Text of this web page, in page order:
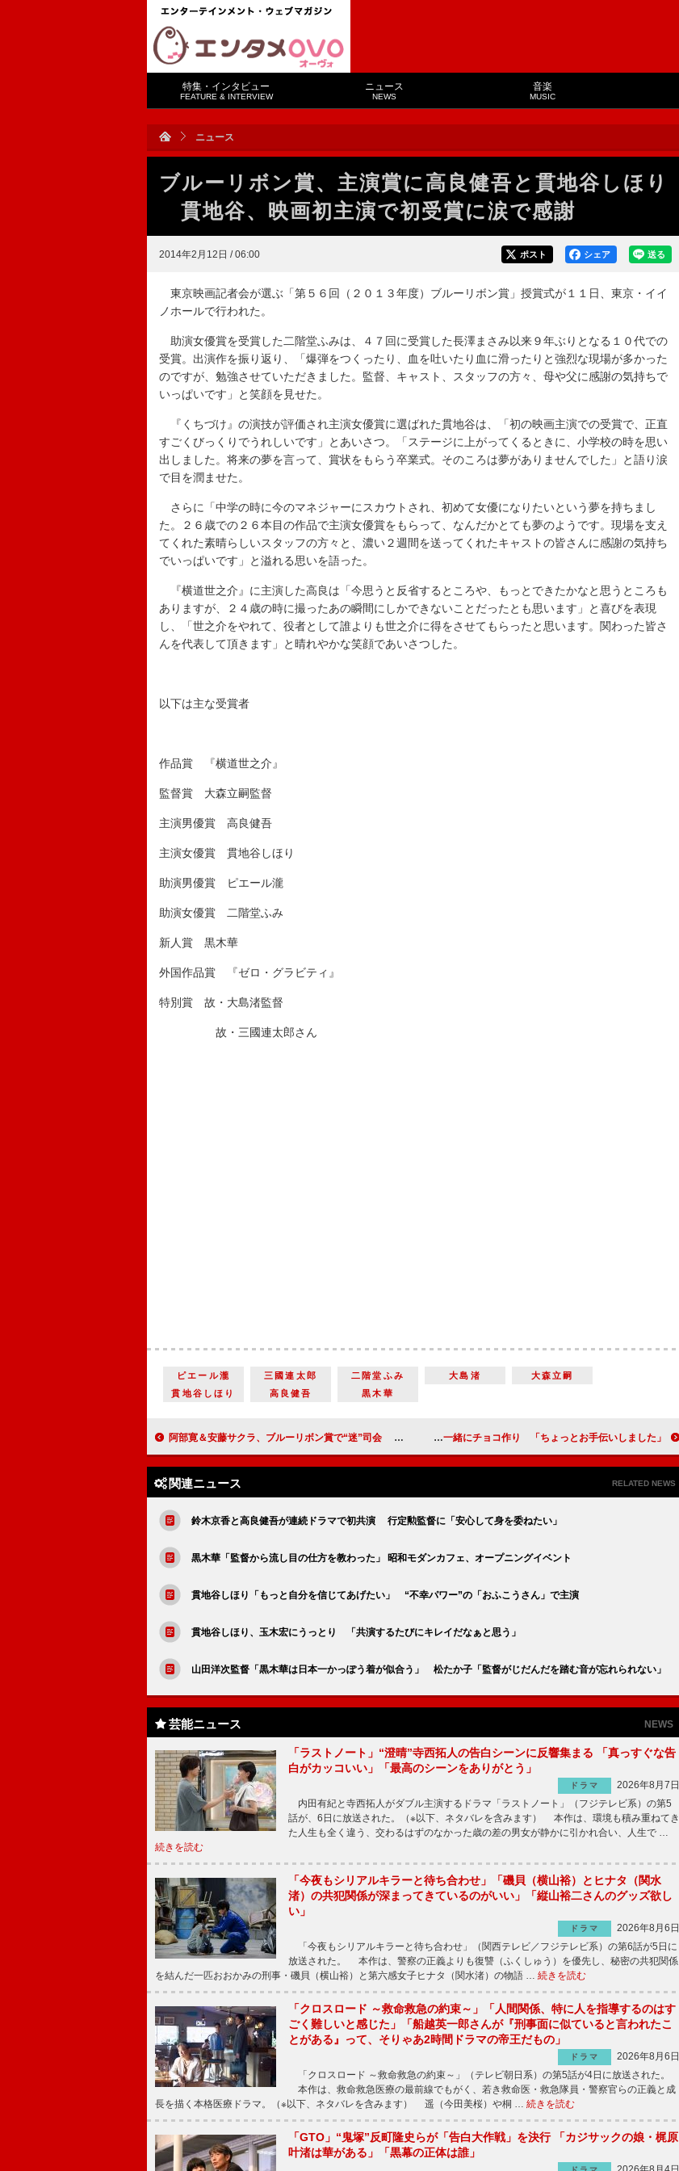
特集・インタビュー
FEATURE & INTERVIEW
ニュース
NEWS
音楽
MUSIC
ニュース
ブルーリボン賞、主演賞に高良健吾と貫地谷しほり
貫地谷、映画初主演で初受賞に涙で感謝
2014年2月12日 / 06:00 送る
シェア
ポスト
東京映画記者会が選ぶ「第５６回（２０１３年度）ブルーリボン賞」授賞式が１１日、東京・イイ
ノホールで行われた。
助演女優賞を受賞した二階堂ふみは、４７回に受賞した長澤まさみ以来９年ぶりとなる１０代での
受賞。出演作を振り返り、「爆弾をつくったり、血を吐いたり血に滑ったりと強烈な現場が多かった
のですが、勉強させていただきました。監督、キャスト、スタッフの方々、母や父に感謝の気持ちで
いっぱいです」と笑顔を見せた。
『くちづけ』の演技が評価され主演女優賞に選ばれた貫地谷は、「初の映画主演での受賞で、正直
すごくびっくりでうれしいです」とあいさつ。「ステージに上がってくるときに、小学校の時を思い
出しました。将来の夢を言って、賞状をもらう卒業式。そのころは夢がありませんでした」と語り涙
で目を潤ませた。
さらに「中学の時に今のマネジャーにスカウトされ、初めて女優になりたいという夢を持ちまし
た。２６歳での２６本目の作品で主演女優賞をもらって、なんだかとても夢のようです。現場を支え
てくれた素晴らしいスタッフの方々と、濃い２週間を送ってくれたキャストの皆さんに感謝の気持ち
でいっぱいです」と溢れる思いを語った。
『横道世之介』に主演した高良は「今思うと反省するところや、もっとできたかなと思うところも
ありますが、２４歳の時に撮ったあの瞬間にしかできないことだったとも思います」と喜びを表現
し、「世之介をやれて、役者として誰よりも世之介に得をさせてもらったと思います。関わった皆さ
んを代表して頂きます」と晴れやかな笑顔であいさつした。
以下は主な受賞者
作品賞 『横道世之介』
監督賞 大森立嗣監督
主演男優賞 高良健吾
主演女優賞 貫地谷しほり
助演男優賞 ピエール瀧
助演女優賞 二階堂ふみ
新人賞 黒木華
外国作品賞 『ゼロ・グラビティ』
特別賞 故・大島渚監督
故・三國連太郎さん
ピエール瀧 三國連太郎 二階堂ふみ 大島渚
大森立嗣
貫地谷しほり
高良健吾 黒木華
阿部寛＆安藤サクラ、ブルーリボン賞で“迷”司会 かみまくりの阿部、「もう呼ばれないかも」 藤森慎吾、田中みな実と一緒にチョコ作り 「ちょっとお手伝いしました」
関連ニュース RELATED NEWS
鈴木京香と高良健吾が連続ドラマで初共演 行定勲監督に「安心して身を委ねたい」
黒木華「監督から流し目の仕方を教わった」 昭和モダンカフェ、オープニングイベント
貫地谷しほり「もっと自分を信じてあげたい」 “不幸パワー”の「おふこうさん」で主演
貫地谷しほり、玉木宏にうっとり 「共演するたびにキレイだなぁと思う」
山田洋次監督「黒木華は日本一かっぽう着が似合う」 松たか子「監督がじだんだを踏む音が忘れられない」
芸能ニュース NEWS
「ラストノート」“澄晴”寺西拓人の告白シーンに反響集まる 「真っすぐな告
白がカッコいい」「最高のシーンをありがとう」
ドラマ
2026年8月7日
内田有紀と寺西拓人がダブル主演するドラマ「ラストノート」（フジテレビ系）の第5
話が、6日に放送された。（※以下、ネタバレを含みます） 本作は、環境も積み重ねてき
た人生も全く違う、交わるはずのなかった歳の差の男女が静かに引かれ合い、人生で …
続きを読む
「今夜もシリアルキラーと待ち合わせ」「磯貝（横山裕）とヒナタ（関水
渚）の共犯関係が深まってきているのがいい」「縦山裕二さんのグッズ欲し
い」
ドラマ
2026年8月6日
「今夜もシリアルキラーと待ち合わせ」（関西テレビ／フジテレビ系）の第6話が5日に
放送された。 本作は、警察の正義よりも復讐（ふくしゅう）を優先し、秘密の共犯関係
を結んだ一匹おおかみの刑事・磯貝（横山裕）と第六感女子ヒナタ（関水渚）の物語 … 続きを読む
「クロスロード ～救命救急の約束～」「人間関係、特に人を指導するのはす
ごく難しいと感じた」「船越英一郎さんが『刑事面に似ていると言われたこ
とがある』って、そりゃあ2時間ドラマの帝王だもの」
ドラマ
2026年8月6日
「クロスロード ～救命救急の約束～」（テレビ朝日系）の第5話が4日に放送された。
本作は、救命救急医療の最前線でもがく、若き救命医・救急隊員・警察官らの正義と成
長を描く本格医療ドラマ。（※以下、ネタバレを含みます） 遥（今田美桜）や桐 … 続きを読む
「GTO」“鬼塚”反町隆史らが「告白大作戦」を決行 「カジサックの娘・梶原
叶渚は華がある」「黒幕の正体は誰」